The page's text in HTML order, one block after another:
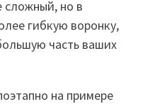
сложный, но в
гибкую воронку,
часть ваших
на примере